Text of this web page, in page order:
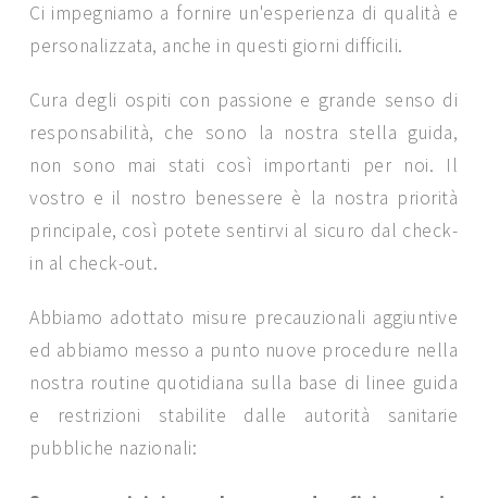
Ci impegniamo a fornire un'esperienza di qualità e
personalizzata, anche in questi giorni difficili.
Cura degli ospiti con passione e grande senso di
responsabilità, che sono la nostra stella guida,
non sono mai stati così importanti per noi. Il
vostro e il nostro benessere è la nostra priorità
principale, così potete sentirvi al sicuro dal check-
in al check-out.
Abbiamo adottato misure precauzionali aggiuntive
ed abbiamo messo a punto nuove procedure nella
nostra routine quotidiana sulla base di linee guida
e restrizioni stabilite dalle autorità sanitarie
pubbliche nazionali:
SEND MESSAGE